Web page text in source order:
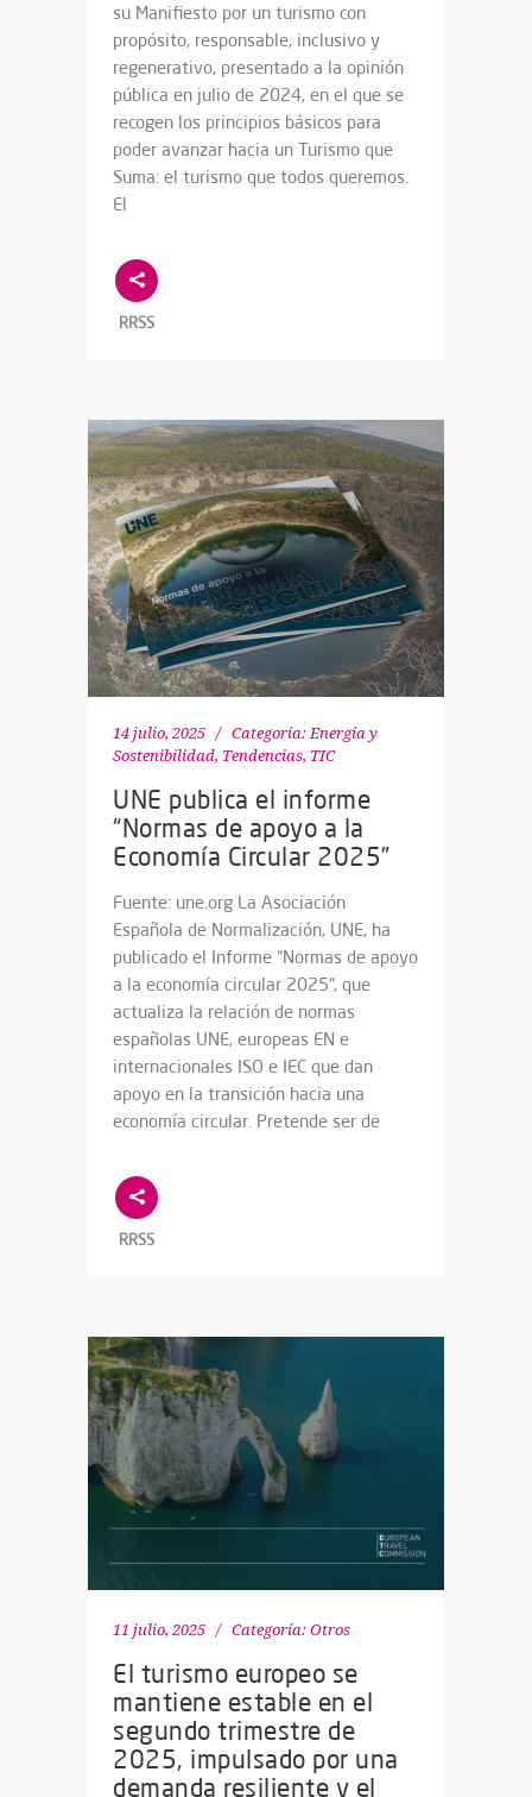
su Manifiesto por un turismo con
propósito, responsable, inclusivo y
regenerativo, presentado a la opinión
pública en julio de 2024, en el que se
recogen los principios básicos para
poder avanzar hacia un Turismo que
Suma: el turismo que todos queremos.
El
RRSS
14 julio, 2025 Categoría: Energía y
Sostenibilidad, Tendencias, TIC
UNE publica el informe
“Normas de apoyo a la
Economía Circular 2025”
Fuente: une.org La Asociación
Española de Normalización, UNE, ha
publicado el Informe “Normas de apoyo
a la economía circular 2025", que
actualiza la relación de normas
españolas UNE, europeas EN e
internacionales ISO e IEC que dan
apoyo en la transición hacia una
economía circular. Pretende ser de
RRSS
11 julio, 2025 Categoría: Otros
El turismo europeo se
mantiene estable en el
segundo trimestre de
2025, impulsado por una
demanda resiliente y el